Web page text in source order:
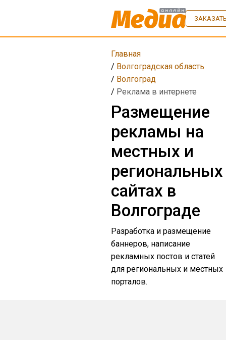
Главная
/ Волгоградская область
/ Волгоград
/ Реклама в интернете
Размещение
рекламы на
местных и
региональных
сайтах в
Волгограде
Разработка и размещение
баннеров, написание
рекламных постов и статей
для региональных и местных
порталов.